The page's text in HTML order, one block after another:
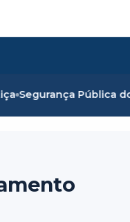
Pará alcança